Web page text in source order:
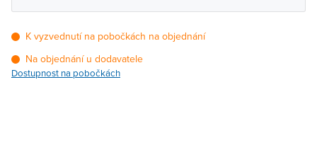
K vyzvednutí na pobočkách na objednání
Na objednání u dodavatele
Dostupnost na pobočkách